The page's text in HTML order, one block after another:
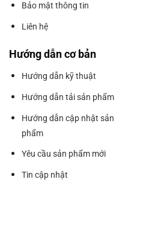
Bảo mật thông tin
Liên hệ
Hướng dẫn cơ bản
Hướng dẫn kỹ thuật
Hướng dẫn tải sản phẩm
Hướng dẫn cập nhật sản
phẩm
Yêu cầu sản phẩm mới
Tin cập nhật